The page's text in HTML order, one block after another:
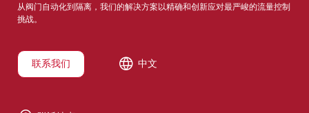
从阀门自动化到隔离，我们的解决方案以精确和创新应对最严峻的流量控制
挑战。
联系我们 中文